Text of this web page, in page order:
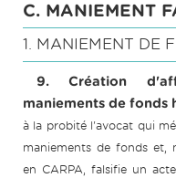
C. MANIEMENT
1. MANIEMENT DE
9. Création
maniements de fonds
à la probité l'avocat qui
maniements de fonds et,
en CARPA, falsifie un